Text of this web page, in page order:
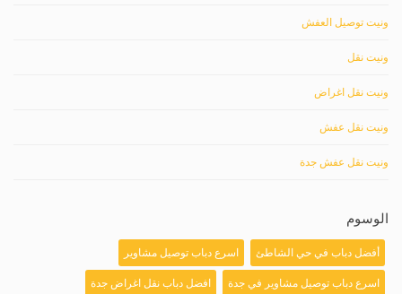
ونيت توصيل العفش
ونيت نقل
ونيت نقل اغراض
ونيت نقل عفش
ونيت نقل عفش جدة
الوسوم
أفضل دباب في حي الشاطئ اسرع دباب توصيل مشاوير
اسرع دباب توصيل مشاوير في جدة افضل دباب نقل اغراض جدة